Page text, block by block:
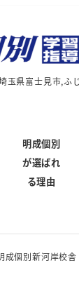
玉県富士見市,ふ
明成個別
が選ばれ
る理由
成個別新河岸校舎